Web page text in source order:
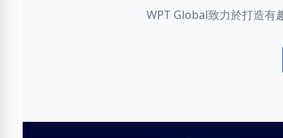
WPT Global致力於打造有